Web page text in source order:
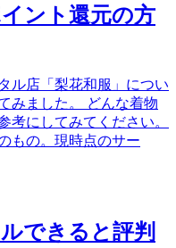
ント還元の方
ル店「梨花和服」につい
みました。 どんな着物
考にしてみてください。
もの。現時点のサー
できると評判